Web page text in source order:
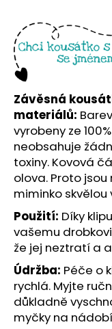
Závěsná
materiálů:
vyrobeny ze
neobsahuje
toxiny. Kovová
olova. Proto
miminko skvělou
Použití: Díky
vašemu
že jej neztratí a
Údržba: Péče o
rychlá. Myjte
důkladně
myčky na